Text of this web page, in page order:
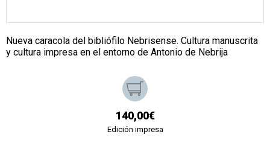
Nueva caracola del bibliófilo Nebrisense. Cultura manuscrita
y cultura impresa en el entorno de Antonio de Nebrija
140,00€
Edición impresa